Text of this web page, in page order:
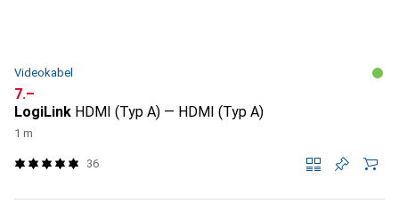
Videokabel
CHF
7.–
LogiLink HDMI (Typ A) — HDMI (Typ A)
1 m
36